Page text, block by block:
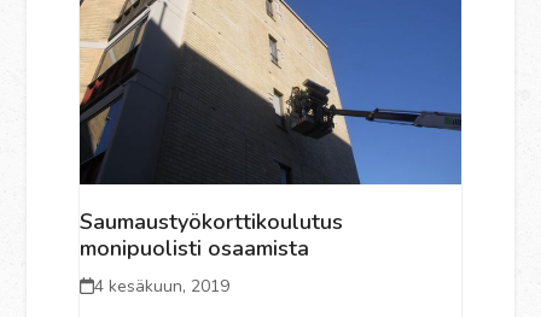
Saumaustyökorttikoulutus
monipuolisti osaamista
4 kesäkuun, 2019